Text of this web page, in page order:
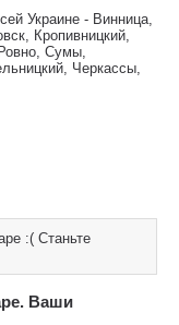
Украине - Винница,
Кропивницкий,
Сумы,
Черкассы,
:( Станьте
Ваши